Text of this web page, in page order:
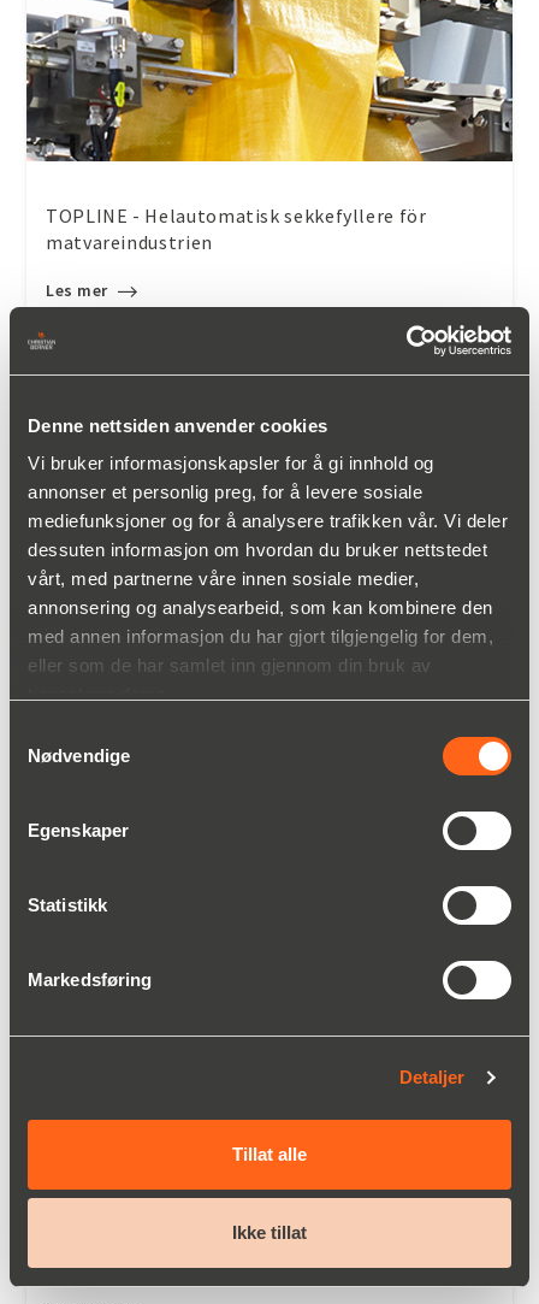
Denne nettsiden anvender cookies
Vi bruker informasjonskapsler for å gi innhold og
annonser et personlig preg, for å levere sosiale
mediefunksjoner og for å analysere trafikken vår. Vi deler
dessuten informasjon om hvordan du bruker nettstedet
vårt, med partnerne våre innen sosiale medier,
annonsering og analysearbeid, som kan kombinere den
med annen informasjon du har gjort tilgjengelig for dem,
eller som de har samlet inn gjennom din bruk av
Nødvendige
Egenskaper
Statistikk
Markedsføring
Detaljer
Tillat alle
Ikke tillat
TOPLINE - Helautomatisk sekkefyllere för
matvareindustrien
Les mer
Plug & Pack: Alt-i-ett sekkefyllere